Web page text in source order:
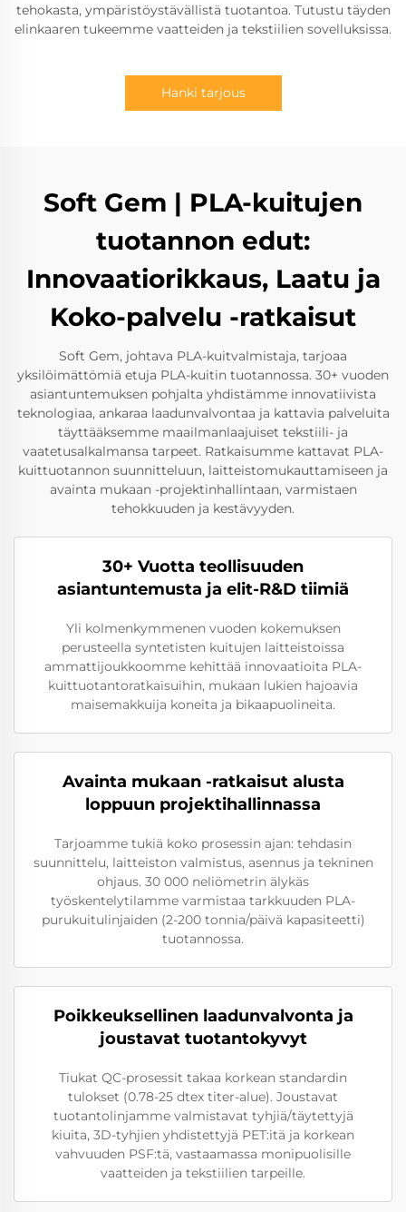
tehokasta, ympäristöystävällistä tuotantoa. Tutustu täyden
elinkaaren tukeemme vaatteiden ja tekstiilien sovelluksissa.
Hanki tarjous
Soft Gem | PLA-kuitujen
tuotannon edut:
Innovaatiorikkaus, Laatu ja
Koko-palvelu -ratkaisut
Soft Gem, johtava PLA-kuitvalmistaja, tarjoaa
yksilöimättömiä etuja PLA-kuitin tuotannossa. 30+ vuoden
asiantuntemuksen pohjalta yhdistämme innovatiivista
teknologiaa, ankaraa laadunvalvontaa ja kattavia palveluita
täyttääksemme maailmanlaajuiset tekstiili- ja
vaatetusalkalmansa tarpeet. Ratkaisumme kattavat PLA-
kuittuotannon suunnitteluun, laitteistomukauttamiseen ja
avainta mukaan -projektinhallintaan, varmistaen
tehokkuuden ja kestävyyden.
30+ Vuotta teollisuuden
asiantuntemusta ja elit-R&D tiimiä
Yli kolmenkymmenen vuoden kokemuksen
perusteella syntetisten kuitujen laitteistoissa
ammattijoukkoomme kehittää innovaatioita PLA-
kuittuotantoratkaisuihin, mukaan lukien hajoavia
maisemakkuija koneita ja bikaapuolineita.
Avainta mukaan -ratkaisut alusta
loppuun projektihallinnassa
Tarjoamme tukiä koko prosessin ajan: tehdasin
suunnittelu, laitteiston valmistus, asennus ja tekninen
ohjaus. 30 000 neliömetrin älykäs
työskentelytilamme varmistaa tarkkuuden PLA-
purukuitulinjaiden (2-200 tonnia/päivä kapasiteetti)
tuotannossa.
Poikkeuksellinen laadunvalvonta ja
joustavat tuotantokyvyt
Tiukat QC-prosessit takaa korkean standardin
tulokset (0.78-25 dtex titer-alue). Joustavat
tuotantolinjamme valmistavat tyhjiä/täytettyjä
kiuita, 3D-tyhjien yhdistettyjä PET:itä ja korkean
vahvuuden PSF:tä, vastaamassa monipuolisille
vaatteiden ja tekstiilien tarpeille.